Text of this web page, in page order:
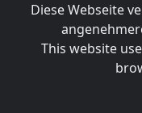
Diese Webseite
This website